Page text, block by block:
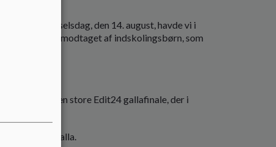
Ørsteds fødselsdag, den 14. august, havde vi i
blev han modtaget af indskolingsbørn, som
ved den store Edit24 gallafinale, der i
den lokale galla.